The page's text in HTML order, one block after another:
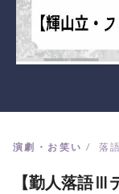
演劇・お笑い 落
【勤人落語Ⅲ